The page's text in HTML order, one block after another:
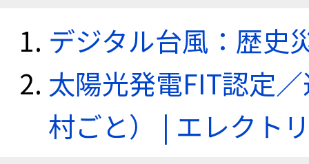
デジタル台風：歴史
太陽光発電FIT認定
村ごと） | エレクト